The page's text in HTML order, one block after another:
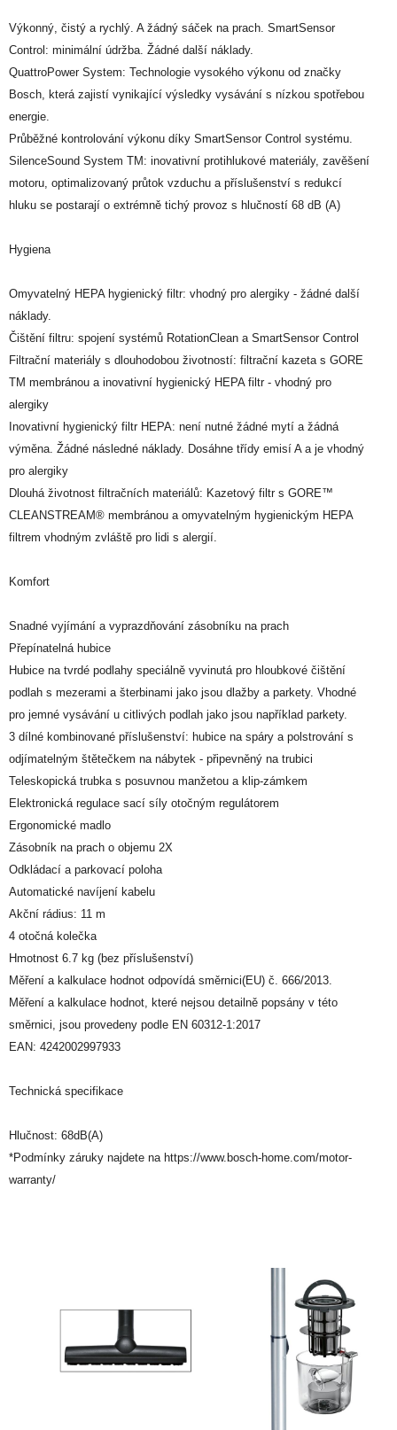
Výkonný, čistý a rychlý. A žádný sáček na prach. SmartSensor
Control: minimální údržba. Žádné další náklady.
QuattroPower System: Technologie vysokého výkonu od značky
Bosch, která zajistí vynikající výsledky vysávání s nízkou spotřebou
energie.
Průběžné kontrolování výkonu díky SmartSensor Control systému.
SilenceSound System TM: inovativní protihlukové materiály, zavěšení
motoru, optimalizovaný průtok vzduchu a příslušenství s redukcí
hluku se postarají o extrémně tichý provoz s hlučností 68 dB (A)
Hygiena
Omyvatelný HEPA hygienický filtr: vhodný pro alergiky - žádné další
náklady.
Čištění filtru: spojení systémů RotationClean a SmartSensor Control
Filtrační materiály s dlouhodobou životností: filtrační kazeta s GORE
TM membránou a inovativní hygienický HEPA filtr - vhodný pro
alergiky
Inovativní hygienický filtr HEPA: není nutné žádné mytí a žádná
výměna. Žádné následné náklady. Dosáhne třídy emisí A a je vhodný
pro alergiky
Dlouhá životnost filtračních materiálů: Kazetový filtr s GORE™
CLEANSTREAM® membránou a omyvatelným hygienickým HEPA
filtrem vhodným zvláště pro lidi s alergií.
Komfort
Snadné vyjímání a vyprazdňování zásobníku na prach
Přepínatelná hubice
Hubice na tvrdé podlahy speciálně vyvinutá pro hloubkové čištění
podlah s mezerami a šterbinami jako jsou dlažby a parkety. Vhodné
pro jemné vysávání u citlivých podlah jako jsou například parkety.
3 dílné kombinované příslušenství: hubice na spáry a polstrování s
odjímatelným štětečkem na nábytek - připevněný na trubici
Teleskopická trubka s posuvnou manžetou a klip-zámkem
Elektronická regulace sací síly otočným regulátorem
Ergonomické madlo
Zásobník na prach o objemu 2X
Odkládací a parkovací poloha
Automatické navíjení kabelu
Akční rádius: 11 m
4 otočná kolečka
Hmotnost 6.7 kg (bez příslušenství)
Měření a kalkulace hodnot odpovídá směrnici(EU) č. 666/2013.
Měření a kalkulace hodnot, které nejsou detailně popsány v této
směrnici, jsou provedeny podle EN 60312-1:2017
EAN: 4242002997933
Technická specifikace
Hlučnost: 68dB(A)
*Podmínky záruky najdete na https://www.bosch-home.com/motor-
warranty/